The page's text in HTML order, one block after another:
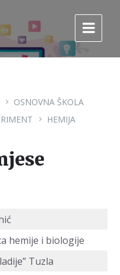
OSNOVNA ŠKOLA
HEMIJA
hemije i biologije
Tuzla